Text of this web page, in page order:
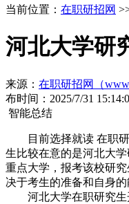
当前位置： 在职研招网
河北大学研
来源： 在职研招网（
布时间：2025/7/31
智能总结
目前选择就读 在职研
生比较在意的是河北大
重点大学，报考该校研
决于考生的准备和自身
河北大学在职研究生